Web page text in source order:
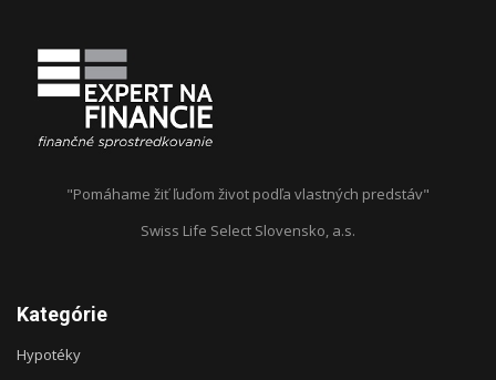
"Pomáhame žiť ľuďom život podľa vlastných predstáv"
Swiss Life Select Slovensko, a.s.
Kategórie
Hypotéky